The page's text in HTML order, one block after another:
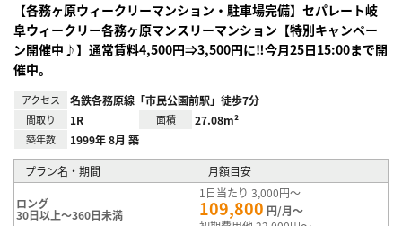
【各務ヶ原ウィークリーマンション・駐車場完備】セパレート岐
阜ウィークリー各務ヶ原マンスリーマンション【特別キャンペー
ン開催中♪】通常賃料4,500円⇒3,500円に‼今月25日15:00まで開
催中。
アクセス 名鉄各務原線「市民公園前駅」徒歩7分
間取り 1R 面積 27.08m²
築年数 1999年 8月 築
プラン名・期間 月額目安
ロング
30日以上～360日未満
1日当たり 3,000円～
109,800 円/月～